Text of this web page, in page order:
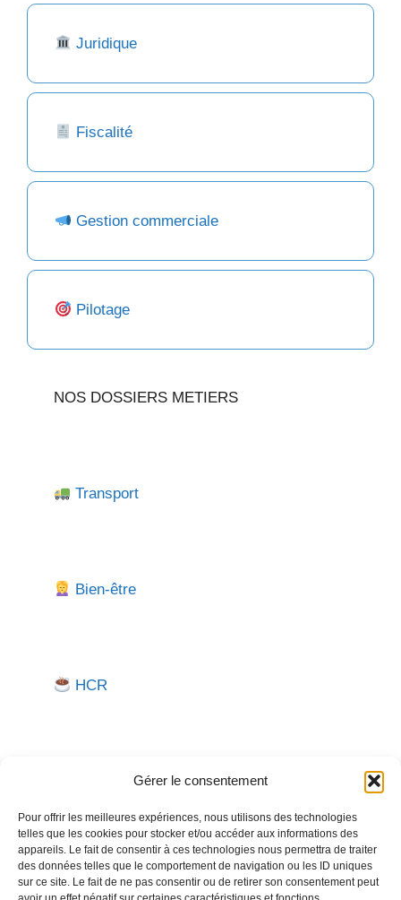
Gérer le consentement
Pour offrir les meilleures expériences, nous utilisons des technologies
telles que les cookies pour stocker et/ou accéder aux informations des
appareils. Le fait de consentir à ces technologies nous permettra de traiter
des données telles que le comportement de navigation ou les ID uniques
sur ce site. Le fait de ne pas consentir ou de retirer son consentement peut
Juridique
Fiscalité
Gestion commerciale
Pilotage
NOS DOSSIERS METIERS
Transport
Bien-être
HCR
Besoin d'aide pour créer ou gérer votre entreprise ?
Un expert vous répond.